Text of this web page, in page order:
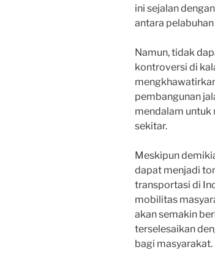
ini sejalan
antara
Namun, tidak
kontroversi di
pembangunan
mendalam
sekitar.
Meskipun
dapat menjadi
transportasi di
mobilitas
akan semakin
terselesaikan
bagi masyarakat.